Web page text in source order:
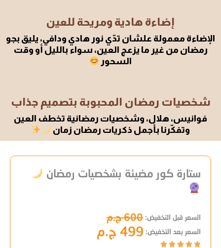
إضاءة هادية ومريحة للعين
الإضاءة معمولة علشان تدّي نور هادي ودافي، يليق بجو
رمضان من غير ما يزعج العين، سواء بالليل أو وقت
السحور
شخصيات رمضان المحبوبة بتصميم جذاب
فوانيس، هلال، وشخصيات رمضانية تخطف العين
وتفكّرنا بأجمل ذكريات رمضان زمان
ستارة كور مضيئة بشخصيات رمضان
السعر قبل التخفيض: 600 ج.م
السعر بعد التخفيض: 499 ج.م




